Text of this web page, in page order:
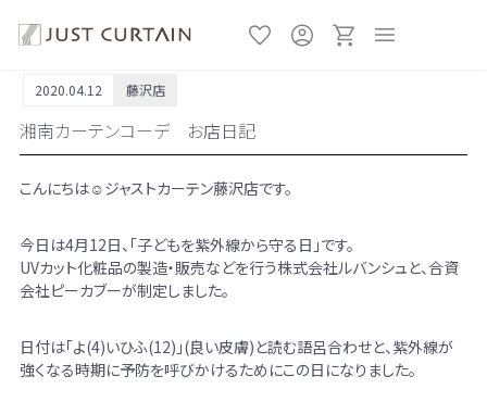
2020.04.12 藤沢店
湘南カーテンコーデ お店日記
こんにちは☺ジャストカーテン藤沢店です。
今日は4月12日、「子どもを紫外線から守る日」です。
UVカット化粧品の製造・販売などを行う株式会社ルバンシュと、合資
会社ピーカブーが制定しました。
日付は「よ(4)いひふ(12)」(良い皮膚)と読む語呂合わせと、紫外線が
強くなる時期に予防を呼びかけるためにこの日になりました。